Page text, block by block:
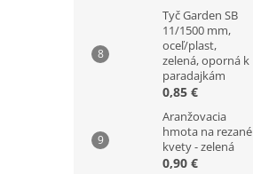
Tyč Garden SB
11/1500 mm,
oceľ/plast,
zelená, oporná k
paradajkám
0,85 €
Aranžovacia
hmota na rezané
kvety - zelená
0,90 €